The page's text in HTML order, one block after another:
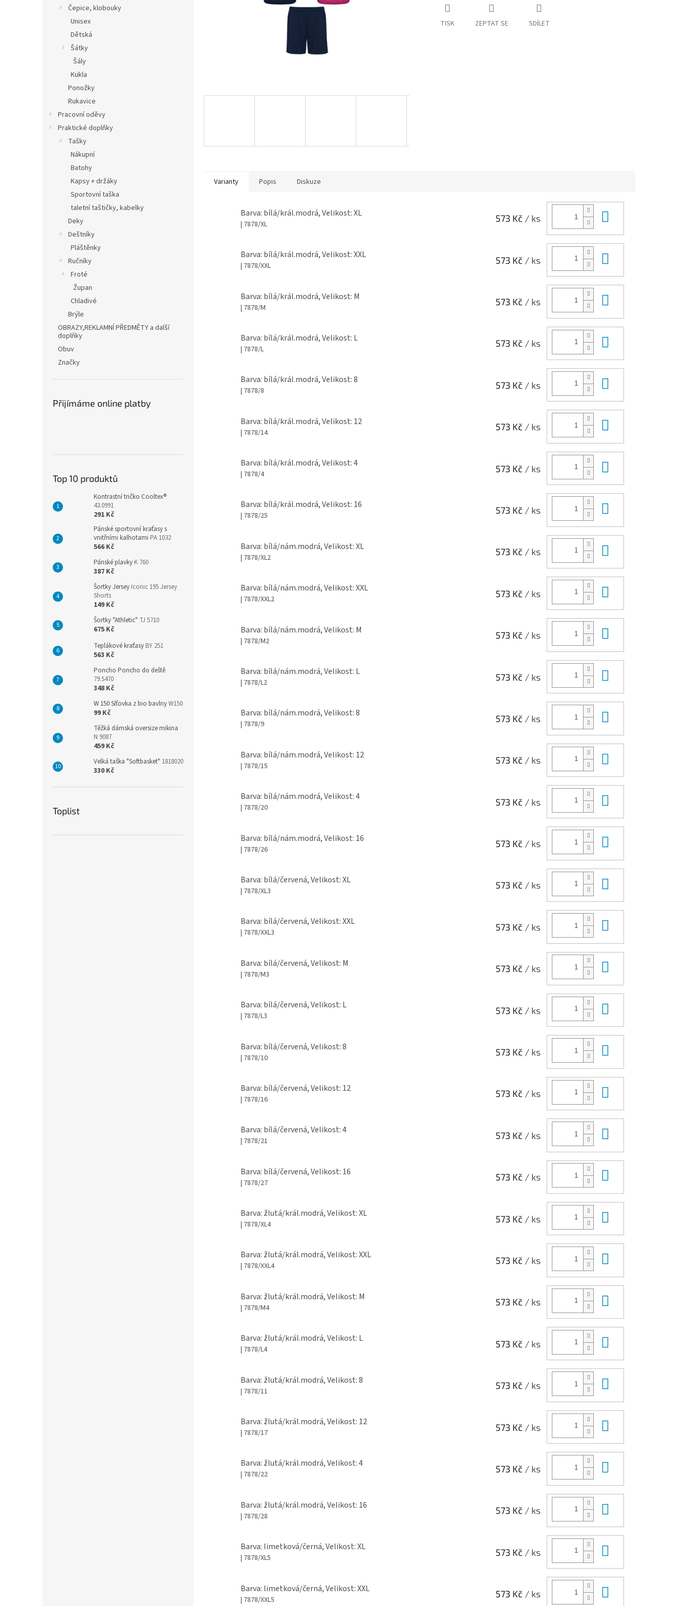
Čepice, klobouky
Unisex
Dětská
Šátky
Šály
Kukla
Ponožky
Rukavice
Pracovní oděvy
Praktické doplňky
Tašky
Nákupní
Batohy
Kapsy + držáky
Sportovní taška
taletní taštičky, kabelky
Deky
Deštníky
Pláštěnky
Ručníky
Froté
Župan
Chladivé
Brýle
OBRAZY,REKLAMNÍ PŘEDMĚTY a další
doplňky
Obuv
Značky
Přijímáme online platby
Top 10 produktů
Kontrastní tričko Cooltex®
43.0991
291 Kč
Pánské sportovní kraťasy s
vnitřními kalhotami PA 1032
566 Kč
Pánské plavky K 760
387 Kč
Šortky Jersey Iconic 195 Jersey
Shorts
149 Kč
Šortky "Athletic" TJ 5710
675 Kč
Teplákové kraťasy BY 251
563 Kč
Poncho Poncho do deště
79.S470
348 Kč
W 150 Síťovka z bio bavlnyW150
99 Kč
Těžká dámská oversize mikina
N 9087
459 Kč
Velká taška "Softbasket" 1818020
330 Kč
Toplist
TISK ZEPTAT SE SDÍLET
Varianty Popis Diskuze
Barva: bílá/král.modrá, Velikost: XL
| 7878/XL
573 Kč / ks
Barva: bílá/král.modrá, Velikost: XXL
| 7878/XXL
573 Kč / ks
Barva: bílá/král.modrá, Velikost: M
| 7878/M
573 Kč / ks
Barva: bílá/král.modrá, Velikost: L
| 7878/L
573 Kč / ks
Barva: bílá/král.modrá, Velikost: 8
| 7878/8
573 Kč / ks
Barva: bílá/král.modrá, Velikost: 12
| 7878/14
573 Kč / ks
Barva: bílá/král.modrá, Velikost: 4
| 7878/4
573 Kč / ks
Barva: bílá/král.modrá, Velikost: 16
| 7878/25
573 Kč / ks
Barva: bílá/nám.modrá, Velikost: XL
| 7878/XL2
573 Kč / ks
Barva: bílá/nám.modrá, Velikost: XXL
| 7878/XXL2
573 Kč / ks
Barva: bílá/nám.modrá, Velikost: M
| 7878/M2
573 Kč / ks
Barva: bílá/nám.modrá, Velikost: L
| 7878/L2
573 Kč / ks
Barva: bílá/nám.modrá, Velikost: 8
| 7878/9
573 Kč / ks
Barva: bílá/nám.modrá, Velikost: 12
| 7878/15
573 Kč / ks
Barva: bílá/nám.modrá, Velikost: 4
| 7878/20
573 Kč / ks
Barva: bílá/nám.modrá, Velikost: 16
| 7878/26
573 Kč / ks
Barva: bílá/červená, Velikost: XL
| 7878/XL3
573 Kč / ks
Barva: bílá/červená, Velikost: XXL
| 7878/XXL3
573 Kč / ks
Barva: bílá/červená, Velikost: M
| 7878/M3
573 Kč / ks
Barva: bílá/červená, Velikost: L
| 7878/L3
573 Kč / ks
Barva: bílá/červená, Velikost: 8
| 7878/10
573 Kč / ks
Barva: bílá/červená, Velikost: 12
| 7878/16
573 Kč / ks
Barva: bílá/červená, Velikost: 4
| 7878/21
573 Kč / ks
Barva: bílá/červená, Velikost: 16
| 7878/27
573 Kč / ks
Barva: žlutá/král.modrá, Velikost: XL
| 7878/XL4
573 Kč / ks
Barva: žlutá/král.modrá, Velikost: XXL
| 7878/XXL4
573 Kč / ks
Barva: žlutá/král.modrá, Velikost: M
| 7878/M4
573 Kč / ks
Barva: žlutá/král.modrá, Velikost: L
| 7878/L4
573 Kč / ks
Barva: žlutá/král.modrá, Velikost: 8
| 7878/11
573 Kč / ks
Barva: žlutá/král.modrá, Velikost: 12
| 7878/17
573 Kč / ks
Barva: žlutá/král.modrá, Velikost: 4
| 7878/22
573 Kč / ks
Barva: žlutá/král.modrá, Velikost: 16
| 7878/28
573 Kč / ks
Barva: limetková/černá, Velikost: XL
| 7878/XL5
573 Kč / ks
Barva: limetková/černá, Velikost: XXL
| 7878/XXL5
573 Kč / ks